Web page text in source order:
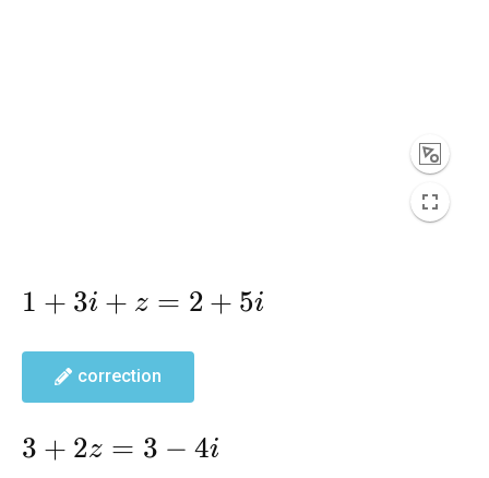
1+3i+z=2+5i
1 + 3i + z = 2 + 5i
correction
3+2z=3-
3 + 2z = 3 − 4i